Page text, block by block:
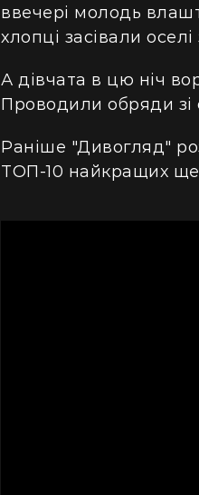
Життя на круїзному
коштує купити каюту та
ввечері молодь
хлопці засівали
А дівчата в цю ніч
Проводили обряди зі
Раніше "Дивогляд"
ТОП-10 найкращих